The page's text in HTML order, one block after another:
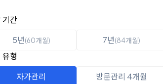
선택
선택
기간
5년(60개월) 7년(84개월)
유형
자가관리
방문관리 4개월